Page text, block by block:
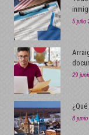
5 julio
29
8